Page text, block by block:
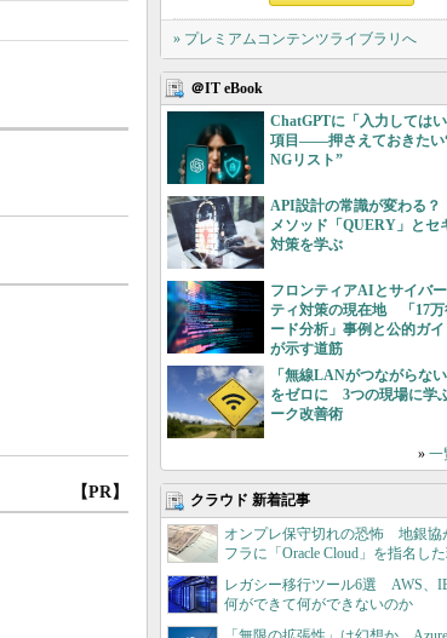
【PR】
» プレミアムコンテンツライブラリへ
＠IT eBook
ChatGPTに「入力しては
項目――押さえておきたい
NGリスト”
API設計の常識が変わる
メソッド「QUERY」とセ
対策を学ぶ
フロンティアAIとサイバ
ティ対策の現在地 「17
ード分析」事例と公的ガ
が示す道筋
「無線LANがつながらな
をゼロに 3つの現場に学
ーク改善術
» 一
クラウド 新着記事
オンプレ保守切れの恐怖 地銀協
フラに「Oracle Cloud」を指名し
レガシー移行ツール6選 AWS、
何ができて何ができないのか